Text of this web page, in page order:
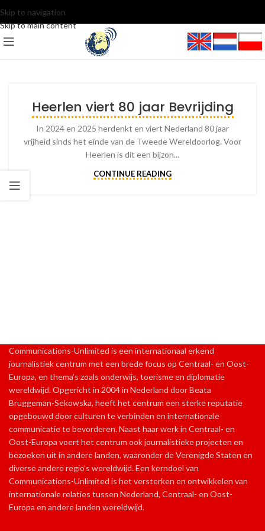
Skip to navigation
Skip to main content
Heerlen viert 80 jaar Bevrijding
In 2024 en 2025 herdenkt en viert Nederland 80 jaar
vrijheid sinds het einde van de Tweede Wereldoorlog. Voor
Heerlen is dit een bijzon...
CONTINUE READING
Communications-Unlimited is een internationaal erkend
journalistiek centrum met een brede focus op Centraal- en Oost-
Europa, en thema’s zoals onderwijs, toerisme en diplomatie
wereldwijd. Opgericht in 2004 in Nederland door Beata
Bruggeman-Sekowska, heeft het centrum een sterke reputatie
opgebouwd door culturen te verbinden en internationale
communicatie te bevorderen. Naast haar werk in Centraal- en
Oost-Europa voert het centrum ook journalistieke projecten en
bezoeken uit in andere landen, waaronder de Verenigde Staten en
diverse andere regio’s wereldwijd. Een kerndoel van
Communications-Unlimited is het versterken en ontwikkelen van
internationale relaties tussen Nederland, Centraal- en Oost-
Europa en andere landen wereldwijd.